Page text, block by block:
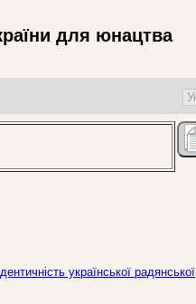
для юнацтва
української радянської